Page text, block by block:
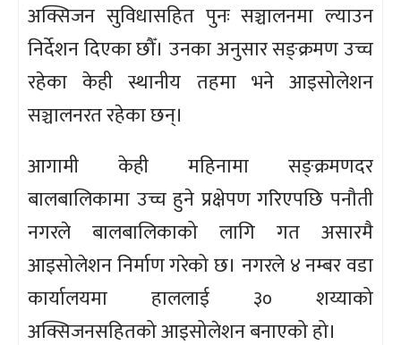
अक्सिजन सुविधासहित पुनः सञ्चालनमा ल्याउन
निर्देशन दिएका छौँ। उनका अनुसार सङ्क्रमण उच्च
रहेका केही स्थानीय तहमा भने आइसोलेशन
सञ्चालनरत रहेका छन्।
आगामी केही महिनामा सङ्क्रमणदर
बालबालिकामा उच्च हुने प्रक्षेपण गरिएपछि पनौती
नगरले बालबालिकाको लागि गत असारमै
आइसोलेशन निर्माण गरेको छ। नगरले ४ नम्बर वडा
कार्यालयमा हाललाई ३० शय्याको
अक्सिजनसहितको आइसोलेशन बनाएको हो।